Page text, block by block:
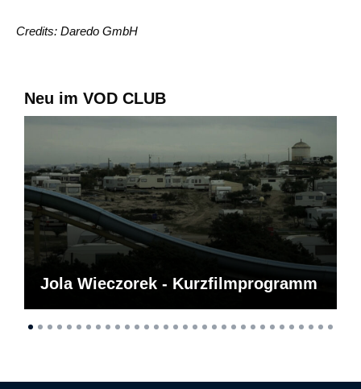
Credits: Daredo GmbH
Neu im VOD CLUB
Jola Wieczorek - Kurzfilmprogramm